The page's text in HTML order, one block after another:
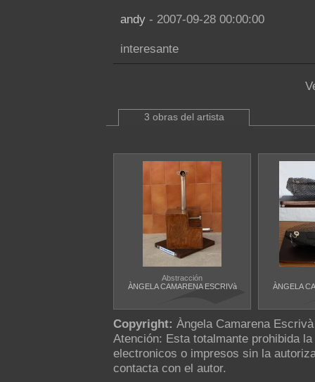
andy - 2007-09-28 00:00:00
interesante
3 obras del artista
Abstracción
ÀNGELA CAMARENA ESCRIVà
ÀNGELA
Copyright: Àngela Camarena
Atención: Esta totalmante prohibida
electronicos o impresos sin la
contacta con el autor.